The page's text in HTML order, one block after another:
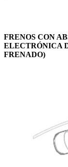
FRENOS CON
ELECTRÓNICA
FRENADO)